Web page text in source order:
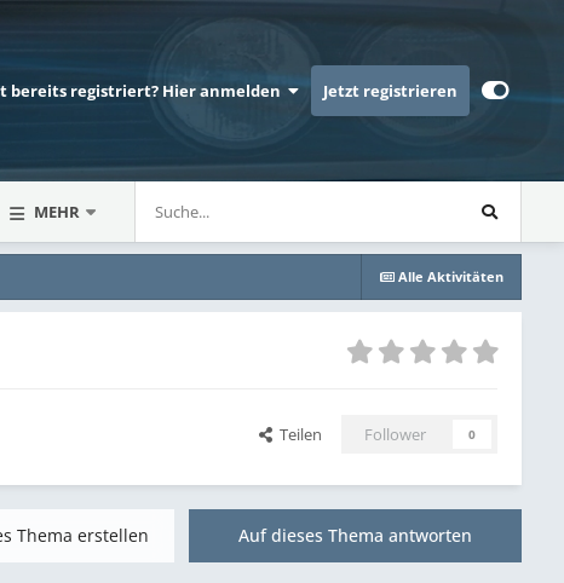
bereits registriert? Hier anmelden Jetzt registrieren
MEHR
Alle Aktivitäten
Teilen Follower 0
Auf dieses Thema antworten
Thema erstellen